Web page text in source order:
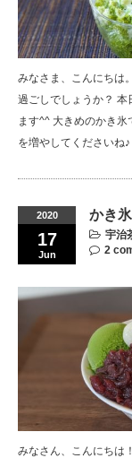
みなさま、こんにちは
過ごしでしょうか？ 本
ます^^ 大きめのかき
を増やしてください
2020
17
Jun
かき
宇治
2
みなさん、こんにちは